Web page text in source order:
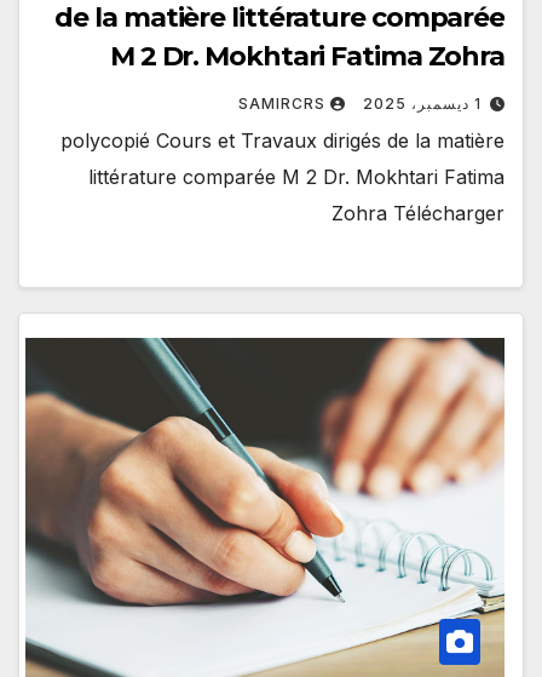
de la matière littérature comparée
M 2 Dr. Mokhtari Fatima Zohra
1 ديسمبر، 2025 SAMIRCRS
polycopié Cours et Travaux dirigés de la matière
littérature comparée M 2 Dr. Mokhtari Fatima
Zohra Télécharger